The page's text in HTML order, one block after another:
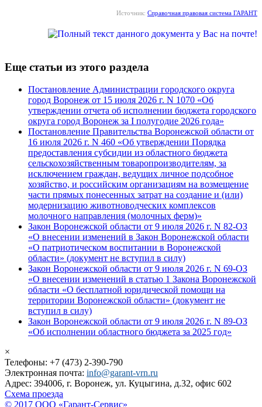
Источник: Справочная правовая система ГАРАНТ
Еще статьи из этого раздела
Постановление Администрации городского округа
город Воронеж от 15 июля 2026 г. N 1070 «Об
утверждении отчета об исполнении бюджета городского
округа город Воронеж за I полугодие 2026 года»
Постановление Правительства Воронежской области от
16 июля 2026 г. N 460 «Об утверждении Порядка
предоставления субсидии из областного бюджета
сельскохозяйственным товаропроизводителям, за
исключением граждан, ведущих личное подсобное
хозяйство, и российским организациям на возмещение
части прямых понесенных затрат на создание и (или)
модернизацию животноводческих комплексов
молочного направления (молочных ферм)»
Закон Воронежской области от 9 июля 2026 г. N 82-ОЗ
«О внесении изменений в Закон Воронежской области
«О патриотическом воспитании в Воронежской
области» (документ не вступил в силу)
Закон Воронежской области от 9 июля 2026 г. N 69-ОЗ
«О внесении изменений в статью 1 Закона Воронежской
области «О бесплатной юридической помощи на
территории Воронежской области» (документ не
вступил в силу)
Закон Воронежской области от 9 июля 2026 г. N 89-ОЗ
«Об исполнении областного бюджета за 2025 год»
×
Телефоны: +7 (473) 2-390-790
Электронная почта: info@garant-vrn.ru
Адрес: 394006, г. Воронеж, ул. Куцыгина, д.32, офис 602
Схема проезда
© 2017 ООО «Гарант-Сервис»